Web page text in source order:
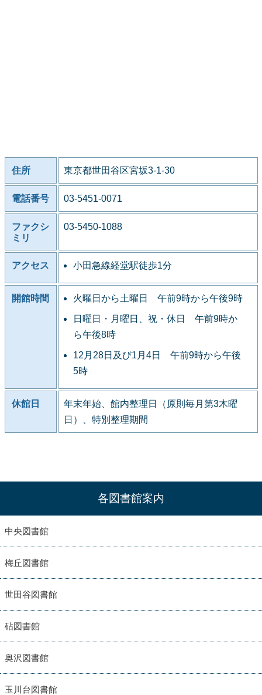
住所 東京都世田谷区宮坂3-1-30
電話番号 03-5451-0071
ファクシ
ミリ
03-5450-1088
アクセス 小田急線経堂駅徒歩1分
開館時間 火曜日から土曜日 午前9時から午後9時
日曜日・月曜日、祝・休日 午前9時か
ら午後8時
12月28日及び1月4日 午前9時から午後
5時
休館日
年末年始、館内整理日（原則毎月第3木曜
日）、特別整理期間
各図書館案内
中央図書館
梅丘図書館
世田谷図書館
砧図書館
奥沢図書館
玉川台図書館